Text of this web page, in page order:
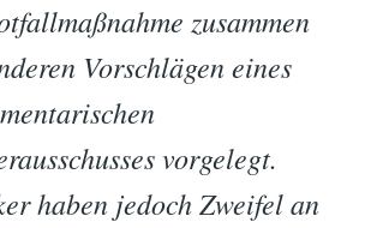
zusammen
Vorschlägen eines
vorgelegt.
haben jedoch Zweifel an